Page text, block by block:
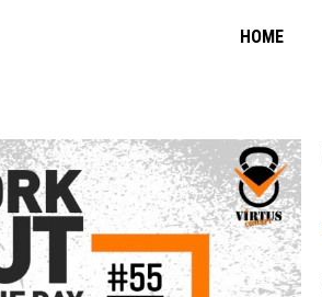
HOME